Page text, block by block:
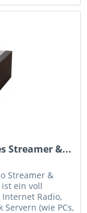
Streamer &...
Streamer &
ein voll
Radio,
(wie PCs,